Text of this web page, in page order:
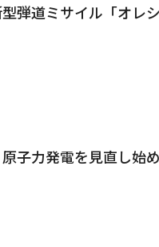
弾道ミサイル「オレ
子力発電を見直し始